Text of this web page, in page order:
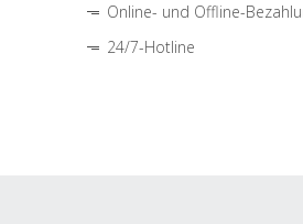
Online- und Offline-
24/7-Hotline